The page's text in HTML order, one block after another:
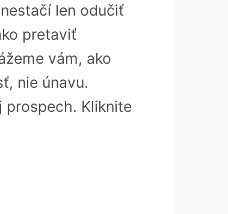
len odučiť
pretaviť
vám, ako
nie únavu.
prospech. Kliknite